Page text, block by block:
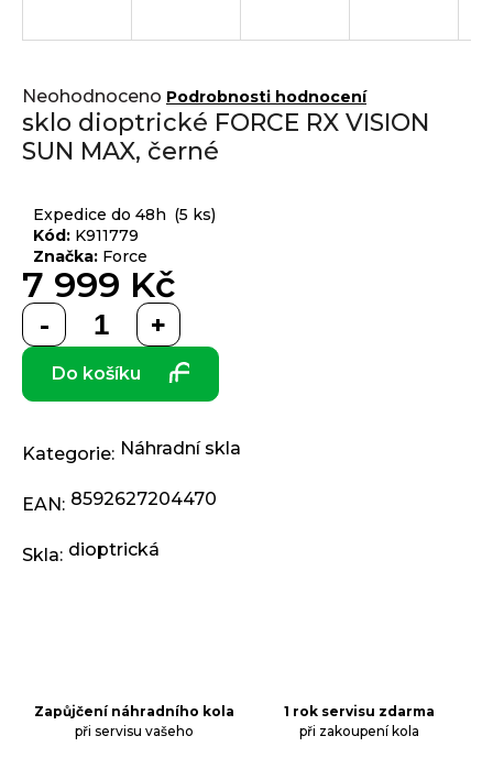
Průměrné
hodnocení
produktu
je
hvězdiček.
Neohodnoceno Podrobnosti hodnocení
sklo dioptrické FORCE RX VISION
SUN MAX, černé
Expedice do 48h (5 ks)
Kód: K911779
Značka: Force
7 999 Kč
Měrná
cena:
Do košíku
Kategorie: Náhradní skla
EAN: 8592627204470
Skla: dioptrická
Zapůjčení náhradního kola
při servisu vašeho
1 rok servisu zdarma
při zakoupení kola
í
?
HLEDAT
D
o
p
r
č
j
m
12X1,